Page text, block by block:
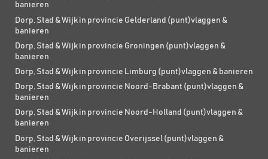
banieren
Dorp, Stad & Wijk in provincie Gelderland (punt)vlaggen &
banieren
Dorp, Stad & Wijk in provincie Groningen (punt)vlaggen &
banieren
Dorp, Stad & Wijk in provincie Limburg (punt)vlaggen & banieren
Dorp, Stad & Wijk in provincie Noord-Brabant (punt)vlaggen &
banieren
Dorp, Stad & Wijk in provincie Noord-Holland (punt)vlaggen &
banieren
Dorp, Stad & Wijk in provincie Overijssel (punt)vlaggen &
banieren